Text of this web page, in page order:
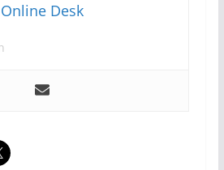
Online Desk